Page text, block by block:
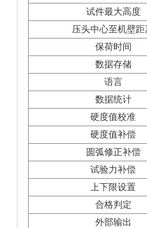
试件最大高度
压头中心至机壁距
保荷时间
数据存储
语言
数据统计
硬度值校准
硬度值补偿
圆弧修正补偿
试验力补偿
上下限设置
合格判定
外部输出